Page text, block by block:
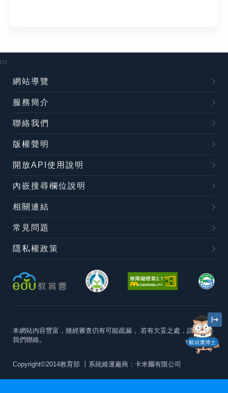
貓頭鷹博士
:::
網站導覽
服務簡介
聯絡我們
版權聲明
開放API使用說明
內嵌搜尋欄位說明
相關連結
常見問題
隱私權政策
本網站內容豐富，雖經審查仍有可能疏漏， 若有欠妥之處，請隨時與
我們聯絡。
Copyright©2014教育部 丨系統維運廠商：卡米爾有限公司